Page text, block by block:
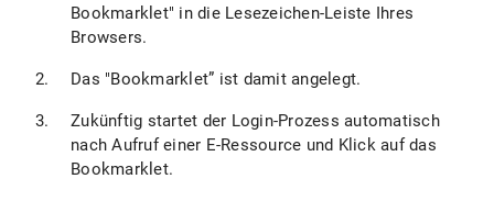
Bookmarklet" in die Lesezeichen-Leiste Ihres
Browsers.
Das "Bookmarklet” ist damit angelegt.
Zukünftig startet der Login-Prozess automatisch
nach Aufruf einer E-Ressource und Klick auf das
Bookmarklet.